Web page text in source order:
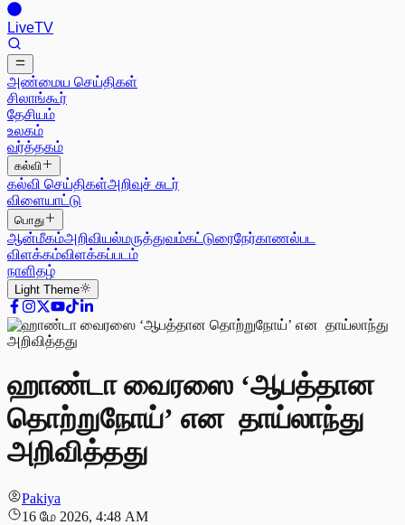
LiveTV
அண்மைய செய்திகள்
சிலாங்கூர்
தேசியம்
உலகம்
வர்த்தகம்
கல்வி
கல்வி செய்திகள்அறிவுச் சுடர்
விளையாட்டு
பொது
ஆன்மீகம்அறிவியல்மருத்துவம்கட்டுரைநேர்காணல்பட
விளக்கம்விளக்கப்படம்
நாளிதழ்
Light Theme
ஹாண்டா வைரஸை ‘ஆபத்தான
தொற்றுநோய்’ என தாய்லாந்து
அறிவித்தது
Pakiya
16 மே 2026, 4:48 AM